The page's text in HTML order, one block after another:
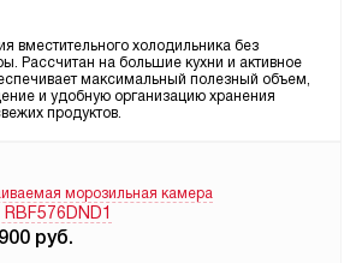
вместительного холодильника без
Рассчитан на большие кухни и активное
максимальный полезный объем,
и удобную организацию хранения
продуктов.
морозильная камера
руб.